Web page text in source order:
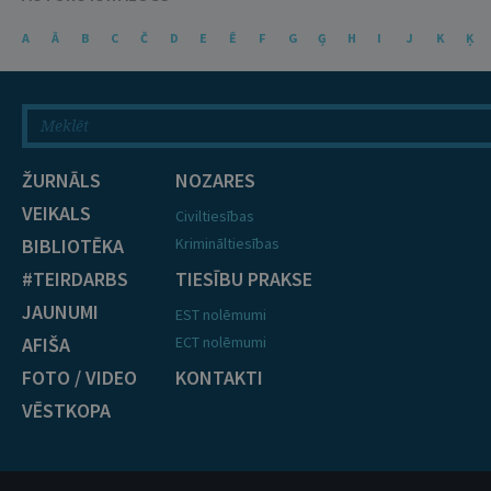
A Ā B C Č D E Ē F G Ģ H I J K Ķ
ŽURNĀLS
VEIKALS
BIBLIOTĒKA
#TEIRDARBS
JAUNUMI
AFIŠA
FOTO / VIDEO
VĒSTKOPA
NOZARES
Civiltiesības
Krimināltiesības
TIESĪBU PRAKSE
EST nolēmumi
ECT nolēmumi
KONTAKTI